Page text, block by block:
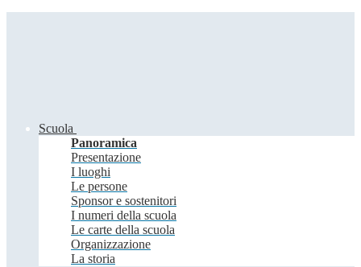
Scuola
Panoramica
Presentazione
I luoghi
Le persone
Sponsor e sostenitori
I numeri della scuola
Le carte della scuola
Organizzazione
La storia